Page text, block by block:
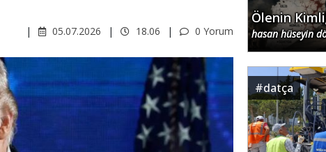
0 Yorum
18.06
05.07.2026
Ölenin
hasan hüseyin
#datça